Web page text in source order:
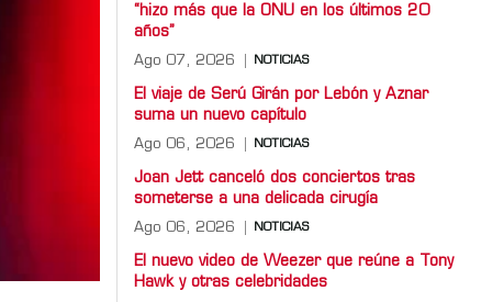
“hizo más que la ONU en los últimos 20
años”
Ago 07, 2026 NOTICIAS
El viaje de Serú Girán por Lebón y Aznar
suma un nuevo capítulo
Ago 06, 2026 NOTICIAS
Joan Jett canceló dos conciertos tras
someterse a una delicada cirugía
Ago 06, 2026 NOTICIAS
El nuevo video de Weezer que reúne a Tony
Hawk y otras celebridades